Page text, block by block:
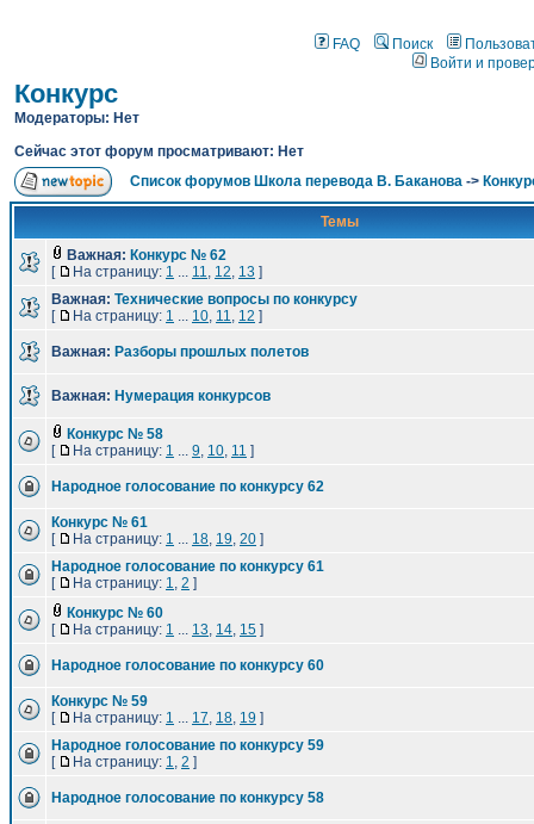
FAQ Поиск
Войти и
Конкурс
Модераторы: Нет
Сейчас этот форум просматривают: Нет
Список форумов Школа перевода В. Баканова ->
Темы
Важная: Конкурс № 62
[
На страницу: 1 ... 11, 12, 13 ]
Важная: Технические вопросы по конкурсу
[
На страницу: 1 ... 10, 11, 12 ]
Важная: Разборы прошлых полетов
Важная: Нумерация конкурсов
Конкурс № 58
[
На страницу: 1 ... 9, 10, 11 ]
Народное голосование по конкурсу 62
Конкурс № 61
[
На страницу: 1 ... 18, 19, 20 ]
Народное голосование по конкурсу 61
[
На страницу: 1, 2 ]
Конкурс № 60
[
На страницу: 1 ... 13, 14, 15 ]
Народное голосование по конкурсу 60
Конкурс № 59
[
На страницу: 1 ... 17, 18, 19 ]
Народное голосование по конкурсу 59
[
На страницу: 1, 2 ]
Народное голосование по конкурсу 58